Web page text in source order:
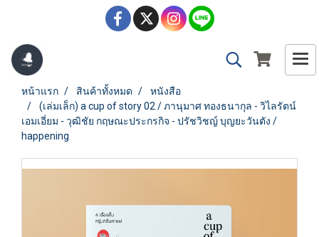
หน้าแรก สินค้าทั้งหมด
หนังสือ
(เล่มเล็ก) a cup of story 02 / ภานุมาศ ทองธนากุล - วิไลรัตน์
เอมเอี่ยม - วุฒิชัย กฤษณะประกรกิจ - ปรัชวิชญ์ บุญยะวันตัง /
happening